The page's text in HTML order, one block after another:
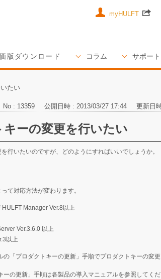
版ダウンロード コラム サポート
myHULFT
たい
No : 13359 公開日時 : 2013/03/27 17:44 更新日
キーの変更を行いたい
行いたいのですが、どのようにすればいいでしょうか。
て対応方法が変わります。
HULFT Manager Ver.8以上
Ver.3.6.0 以上
以上
の「プロダクトキーの更新」手順でプロダクトキーの変
ーの更新」手順は各製品の導入マニュアルを参照してくだ